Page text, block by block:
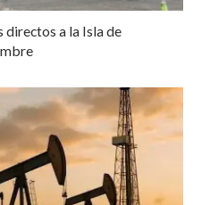
a la Isla de